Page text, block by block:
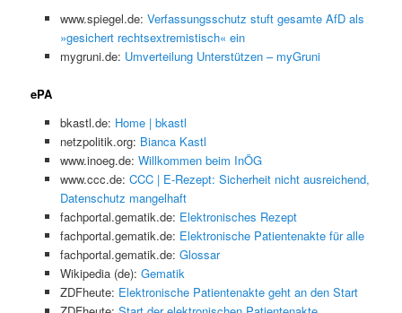
www.spiegel.de: Verfassungsschutz stuft gesamte AfD als
»gesichert rechtsextremistisch« ein
mygruni.de: Umverteilung Unterstützen – myGruni
ePA
bkastl.de: Home | bkastl
netzpolitik.org: Bianca Kastl
www.inoeg.de: Willkommen beim InÖG
www.ccc.de: CCC | E-Rezept: Sicherheit nicht ausreichend,
Datenschutz mangelhaft
fachportal.gematik.de: Elektronisches Rezept
fachportal.gematik.de: Elektronische Patientenakte für alle
fachportal.gematik.de: Glossar
Wikipedia (de): Gematik
ZDFheute: Elektronische Patientenakte geht an den Start